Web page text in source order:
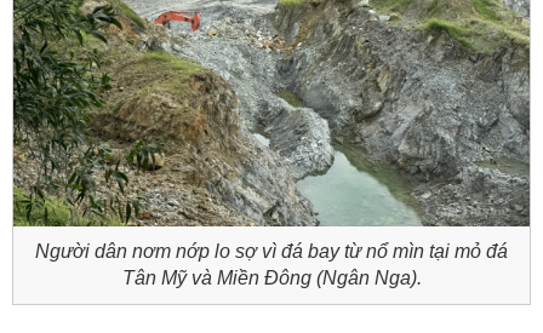
Người dân nơm nớp lo sợ vì đá bay từ nổ mìn tại mỏ đá
Tân Mỹ và Miền Đông (Ngân Nga).